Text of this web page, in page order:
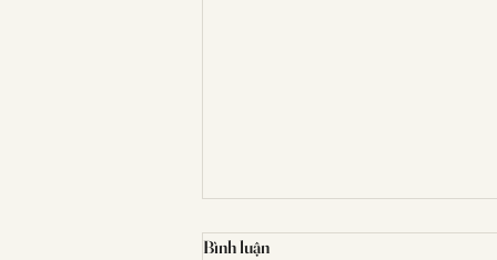
Bình luận